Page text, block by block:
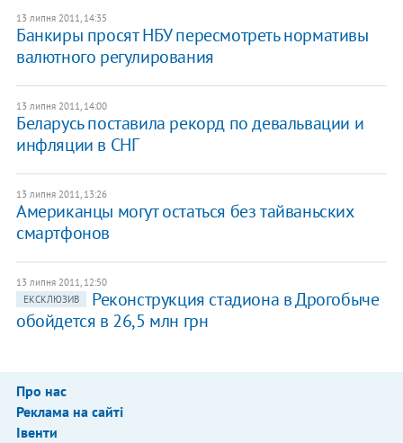
13 липня 2011, 14:35
Банкиры просят НБУ пересмотреть нормативы
валютного регулирования
13 липня 2011, 14:00
Беларусь поставила рекорд по девальвации и
инфляции в СНГ
13 липня 2011, 13:26
Американцы могут остаться без тайваньских
смартфонов
13 липня 2011, 12:50
ЕКСКЛЮЗИВ
Реконструкция стадиона в Дрогобыче
обойдется в 26,5 млн грн
Про нас
Реклама на сайті
Івенти